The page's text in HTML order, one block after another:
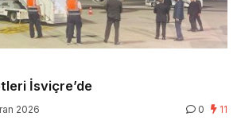
İsviçre’de
2026 0 11